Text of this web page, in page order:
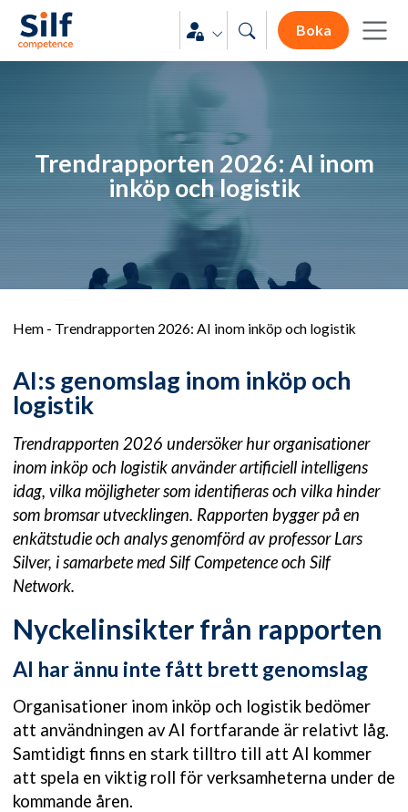
Boka
Trendrapporten 2026: AI inom
inköp och logistik
Hem- Trendrapporten 2026: AI inom inköp och logistik
AI:s genomslag inom inköp och
logistik
Trendrapporten 2026 undersöker hur organisationer
inom inköp och logistik använder artificiell intelligens
idag, vilka möjligheter som identifieras och vilka hinder
som bromsar utvecklingen. Rapporten bygger på en
enkätstudie och analys genomförd av professor Lars
Silver, i samarbete med Silf Competence och Silf
Network.
Nyckelinsikter från rapporten
AI har ännu inte fått brett genomslag
Organisationer inom inköp och logistik bedömer
att användningen av AI fortfarande är relativt låg.
Samtidigt finns en stark tilltro till att AI kommer
att spela en viktig roll för verksamheterna under de
kommande åren.